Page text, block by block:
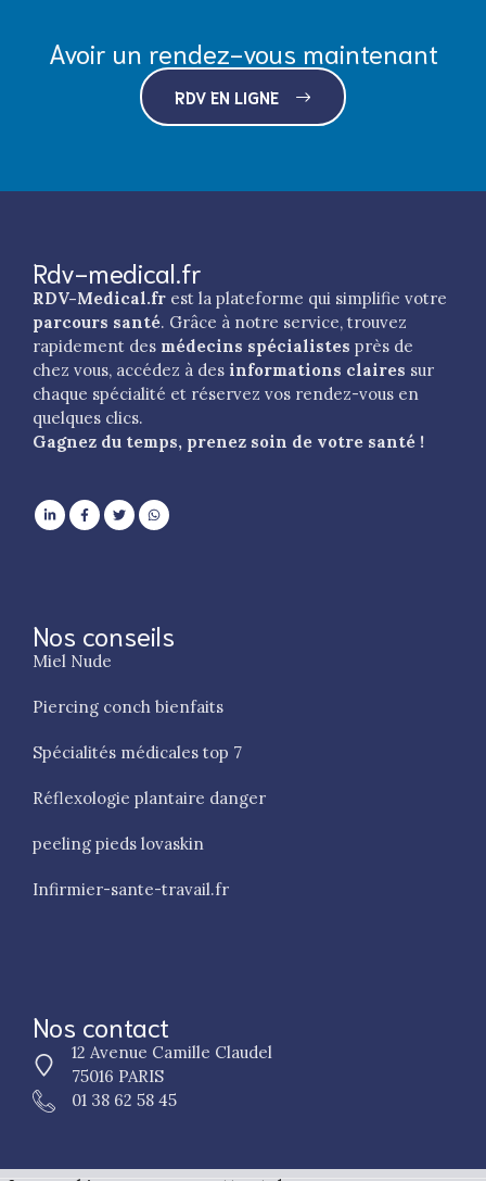
Avoir un rendez-vous maintenant
RDV EN LIGNE
Rdv-medical.fr
RDV-Medical.fr est la plateforme qui simplifie votre
parcours santé. Grâce à notre service, trouvez
rapidement des médecins spécialistes près de
chez vous, accédez à des informations claires sur
chaque spécialité et réservez vos rendez-vous en
quelques clics.
Gagnez du temps, prenez soin de votre santé !
Nos conseils
Miel Nude
Piercing conch bienfaits
Spécialités médicales top 7
Réflexologie plantaire danger
peeling pieds lovaskin
Infirmier-sante-travail.fr
Nos contact
12 Avenue Camille Claudel
75016 PARIS
01 38 62 58 45